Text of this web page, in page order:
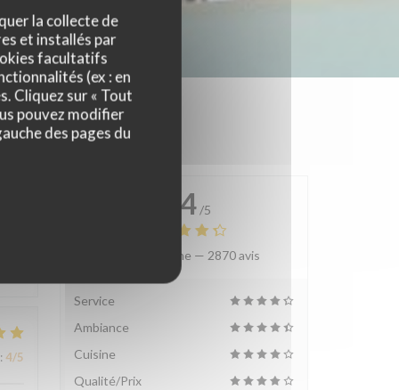
la collecte de
et installés par
facultatifs
(ex : en
Cliquez sur « Tout
pouvez modifier
des pages du
: 4/5
4.4 /5
Note moyenne — 2870 avis
Service
Ambiance
Cuisine
Qualité/Prix